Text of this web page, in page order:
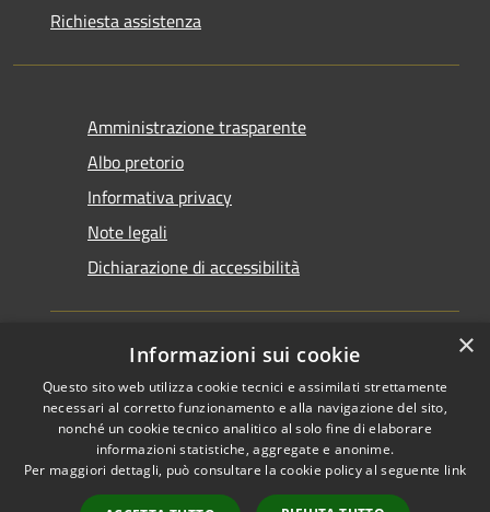
Richiesta assistenza
Amministrazione trasparente
Albo pretorio
Informativa privacy
Note legali
Dichiarazione di accessibilità
RSS
Accessibilità
Cookie
Copyright © 2026 • Comune di
Santarcangelo di Romagna •
Powered byMunicipium
Accesso redazione
×
Informazioni sui cookie
Questo sito web utilizza cookie tecnici e assimilati strettamente
necessari al corretto funzionamento e alla navigazione del sito,
nonché un cookie tecnico analitico al solo fine di elaborare
informazioni statistiche, aggregate e anonime.
Per maggiori dettagli, può consultare la cookie policy al seguente link